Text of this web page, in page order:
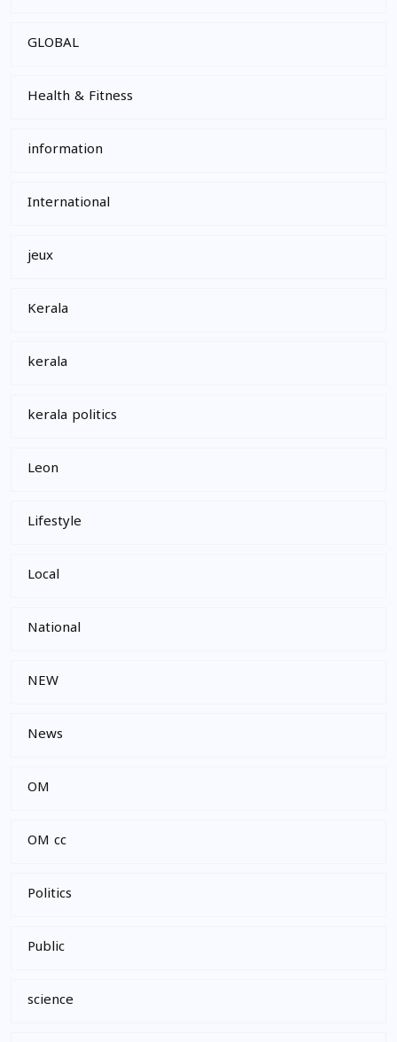
GLOBAL
Health & Fitness
information
International
jeux
Kerala
kerala
kerala politics
Leon
Lifestyle
Local
National
NEW
News
OM
OM cc
Politics
Public
science